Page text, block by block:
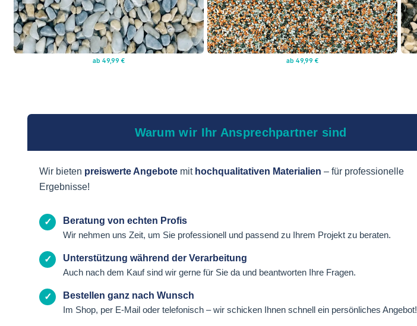
ab 49,99 € ab 49,99 €
Warum wir Ihr Ansprechpartner sind
Wir bieten preiswerte Angebote mit hochqualitativen Materialien – für professionelle
Ergebnisse!
✓
Beratung von echten Profis
Wir nehmen uns Zeit, um Sie professionell und passend zu Ihrem Projekt zu beraten.
✓
Unterstützung während der Verarbeitung
Auch nach dem Kauf sind wir gerne für Sie da und beantworten Ihre Fragen.
✓
Bestellen ganz nach Wunsch
Im Shop, per E-Mail oder telefonisch – wir schicken Ihnen schnell ein persönliches Angebot!